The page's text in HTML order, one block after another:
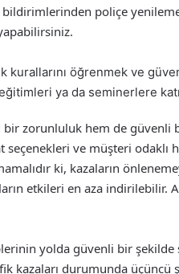
poliçe
kurallarını öğrenmek ve
ya da seminerlere
bir zorunluluk hem de
seçenekleri ve müşteri odaklı
ki, kazaların
etkileri en aza indirilebilir.
yolda güvenli bir
kazaları durumunda üçüncü